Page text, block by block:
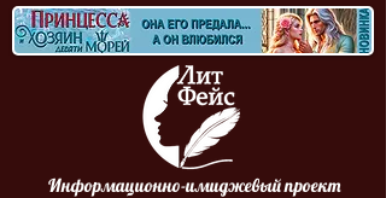
Информационно-имиджевый проект